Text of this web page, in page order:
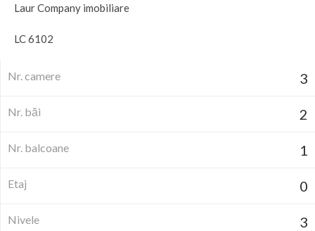
Laur Company imobiliare
LC 6102
Nr. camere 3
Nr. băi 2
Nr. balcoane 1
Etaj 0
Nivele 3